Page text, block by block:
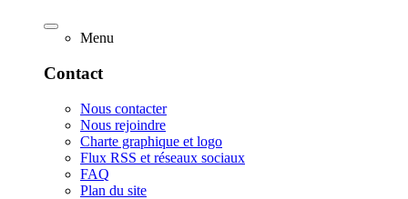
Menu
Contact
Nous contacter
Nous rejoindre
Charte graphique et logo
Flux RSS et réseaux sociaux
FAQ
Plan du site